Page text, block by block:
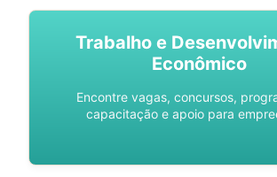
Trabalho e
Econômico
Encontre vagas, concursos,
capacitação e apoio para